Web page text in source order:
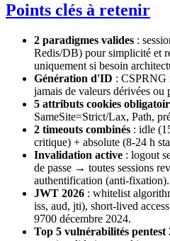
Points clés à retenir
2 paradigmes valides :
Redis/DB) pour simplicité et
uniquement si besoin
Génération d'ID : CSPRNG
jamais de valeurs dérivées ou
5 attributs cookies
SameSite=Strict/Lax, Path,
2 timeouts combinés : idle
critique) + absolute (8-24 h
Invalidation active : logout
de passe → toutes sessions
authentification (anti-fixation).
JWT 2026 : whitelist
iss, aud, jti), short-lived
9700 décembre 2024.
Top 5 vulnérabilités pentest